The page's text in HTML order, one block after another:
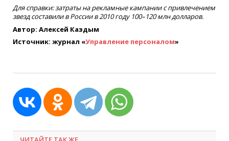
Для справки: затраты на рекламные кампании с привлечением
звезд составили в России в 2010 году 100–120 млн долларов.
Автор: Алексей Каздым
Источник: журнал «Управление персоналом»